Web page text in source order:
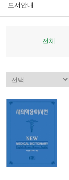
도서안내
전체